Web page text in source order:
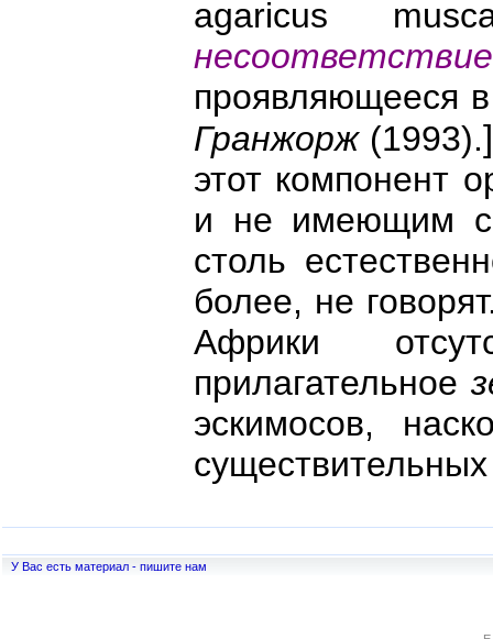
agaricus
проявляющееся
Гранжорж(1993).
этот компонент
и не имеющим
столь
более, не
Африки
прилагательное
эскимосов,
У Вас есть материал - пишите нам